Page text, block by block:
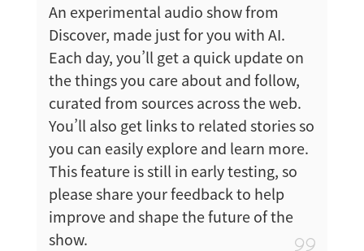
An experimental audio show from
Discover, made just for you with AI.
Each day, you’ll get a quick update on
the things you care about and follow,
curated from sources across the web.
You’ll also get links to related stories so
you can easily explore and learn more.
This feature is still in early testing, so
please share your feedback to help
improve and shape the future of the
show.